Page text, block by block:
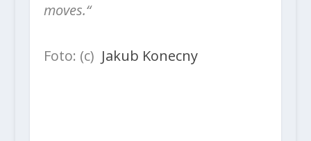
moves.“
Foto: (c) Jakub Konecny